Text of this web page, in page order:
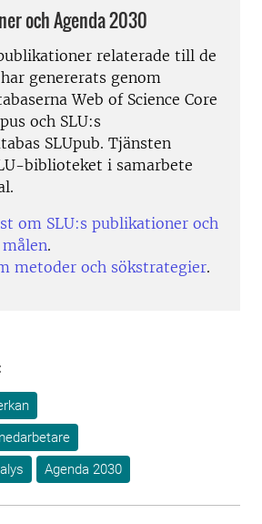
och Agenda 2030
relaterade till de
genererats genom
Web of Science Core
och SLU:s
SLUpub. Tjänsten
biblioteket i samarbete
om SLU:s publikationer och
.
metoder och sökstrategier.
Agenda 2030